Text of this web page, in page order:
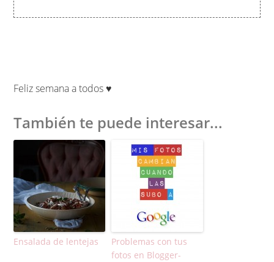
Feliz semana a todos ♥
También te puede interesar...
Ensalada de lentejas
Problemas con tus
fotos en Blogger-